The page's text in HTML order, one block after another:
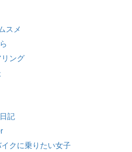
スメ
ング
記
クに乗りたい女子